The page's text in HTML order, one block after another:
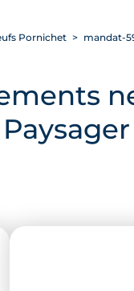
Pornichet mandat-